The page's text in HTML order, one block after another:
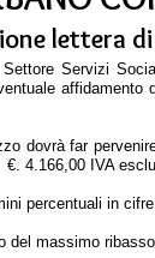
lettera
Servizi
dovrà far
4.166,00 IVA
percentuali in
del massimo